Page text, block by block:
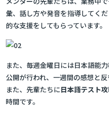
彙、話し方や発音を指導してく
的な支援をしてもらっています。
また、毎週金曜日には日本語能
公開が行われ、一週間の感想と
また、先輩たちに日本語テスト
時間です。